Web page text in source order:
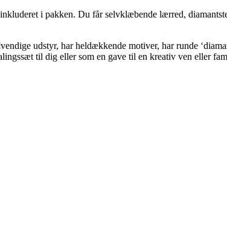
i pakken. Du får selvklæbende lærred,
udstyr, har heldækkende motiver, har runde
til dig eller som en gave til en kreativ ven eller